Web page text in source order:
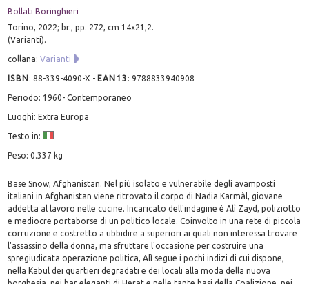
Bollati Boringhieri
Torino, 2022; br., pp. 272, cm 14x21,2.
(Varianti).
collana:Varianti
ISBN:88-339-4090-X - EAN13 :9788833940908
Periodo: 1960- Contemporaneo
Luoghi: Extra Europa
Testo in:
Peso: 0.337 kg
Base Snow, Afghanistan. Nel più isolato e vulnerabile degli avamposti
italiani in Afghanistan viene ritrovato il corpo di Nadia Karmàl, giovane
addetta al lavoro nelle cucine. Incaricato dell'indagine è Alì Zayd, poliziotto
e mediocre portaborse di un politico locale. Coinvolto in una rete di piccola
corruzione e costretto a ubbidire a superiori ai quali non interessa trovare
l'assassino della donna, ma sfruttare l'occasione per costruire una
spregiudicata operazione politica, Alì segue i pochi indizi di cui dispone,
nella Kabul dei quartieri degradati e dei locali alla moda della nuova